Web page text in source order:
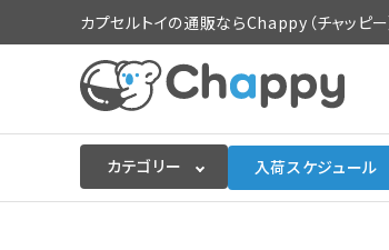
カプセルトイの通販ならChappy（チャッピー
カテゴリー 入荷スケジュール